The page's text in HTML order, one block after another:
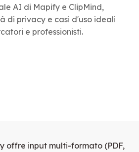
AI di Mapify e ClipMind,
di privacy e casi d'uso ideali
e professionisti.
offre input multi-formato (PDF,